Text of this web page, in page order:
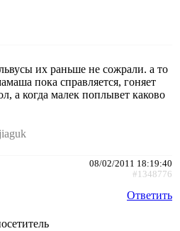
их раньше не сожрали. а то
пока справляется, гоняет
а когда малек поплывет каково
08/02/2011 18:19:40
#1348776
Ответить